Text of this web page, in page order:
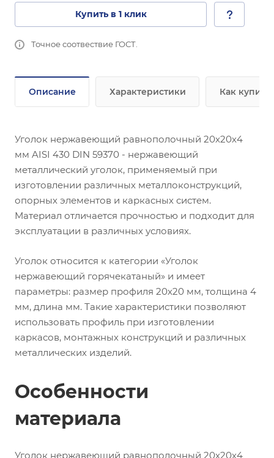
Купить в 1 клик
Точное соотвествие ГОСТ.
Описание Характеристики Как купить
Уголок нержавеющий равнополочный 20х20х4
мм AISI 430 DIN 59370 - нержавеющий
металлический уголок, применяемый при
изготовлении различных металлоконструкций,
опорных элементов и каркасных систем.
Материал отличается прочностью и подходит для
эксплуатации в различных условиях.
Уголок относится к категории «Уголок
нержавеющий горячекатаный» и имеет
параметры: размер профиля 20х20 мм, толщина 4
мм, длина мм. Такие характеристики позволяют
использовать профиль при изготовлении
каркасов, монтажных конструкций и различных
металлических изделий.
Особенности
материала
Уголок нержавеющий равнополочный 20х20х4